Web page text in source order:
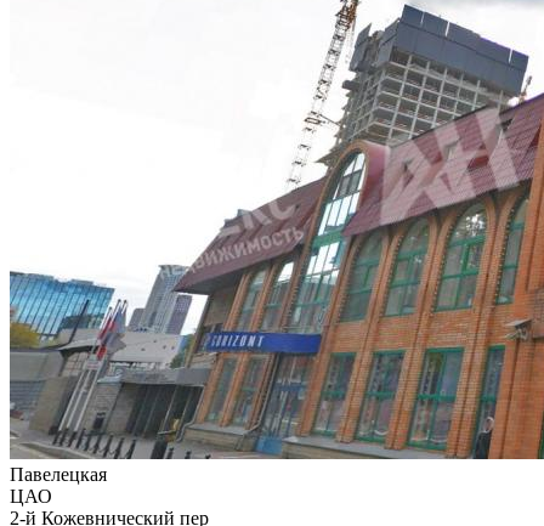
Павелецкая
ЦАО
2-й Кожевнический пер